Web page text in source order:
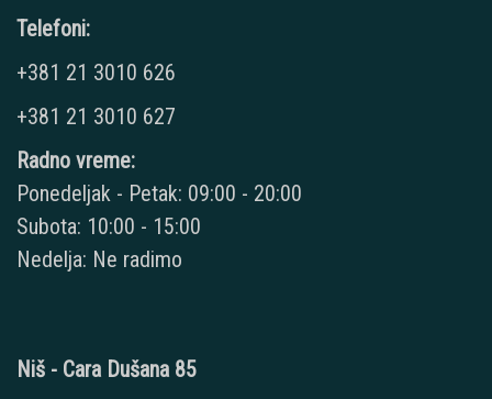
Telefoni:
+381 21 3010 626
+381 21 3010 627
Radno vreme:
Ponedeljak - Petak: 09:00 - 20:00
Subota: 10:00 - 15:00
Nedelja: Ne radimo
Niš - Cara Dušana 85